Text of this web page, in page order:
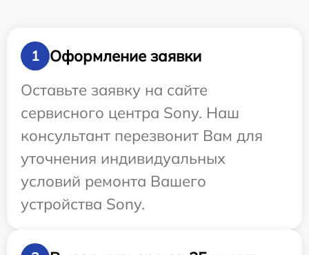
1
Оформление заявки
Оставьте заявку на сайте
сервисного центра Sony. Наш
консультант перезвонит Вам для
уточнения индивидуальных
условий ремонта Вашего
устройства Sony.